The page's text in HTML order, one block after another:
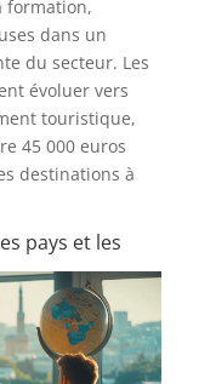
formation,
dans un
du secteur. Les
évoluer vers
touristique,
45 000 euros
destinations à
pays et les